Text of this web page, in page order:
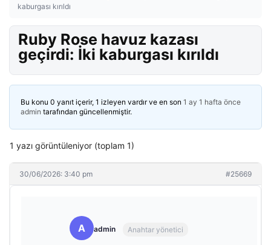
kaburgası kırıldı
Ruby Rose havuz kazası
geçirdi: İki kaburgası kırıldı
Bu konu 0 yanıt içerir, 1 izleyen vardır ve en son 1 ay 1 hafta önce
admin tarafından güncellenmiştir.
1 yazı görüntüleniyor (toplam 1)
30/06/2026: 3:40 pm #25669
A admin Anahtar yönetici